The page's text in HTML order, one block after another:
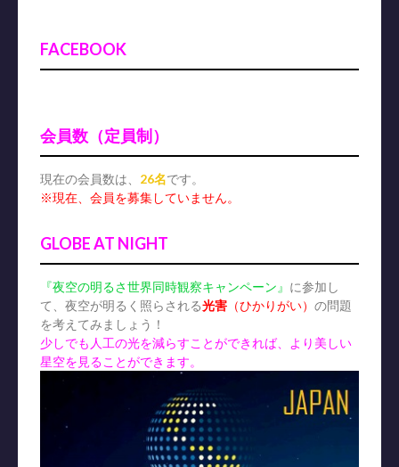
FACEBOOK
会員数（定員制）
現在の会員数は、 26名です。
※現在、会員を募集していません。
GLOBE AT NIGHT
『夜空の明るさ世界同時観察キャンペーン』 に参加し
て、夜空が明るく照らされる光害 （ひかりがい） の問題
を考えてみましょう！
少しでも人工の光を減らすことができれば、より美しい
星空を見ることができます。